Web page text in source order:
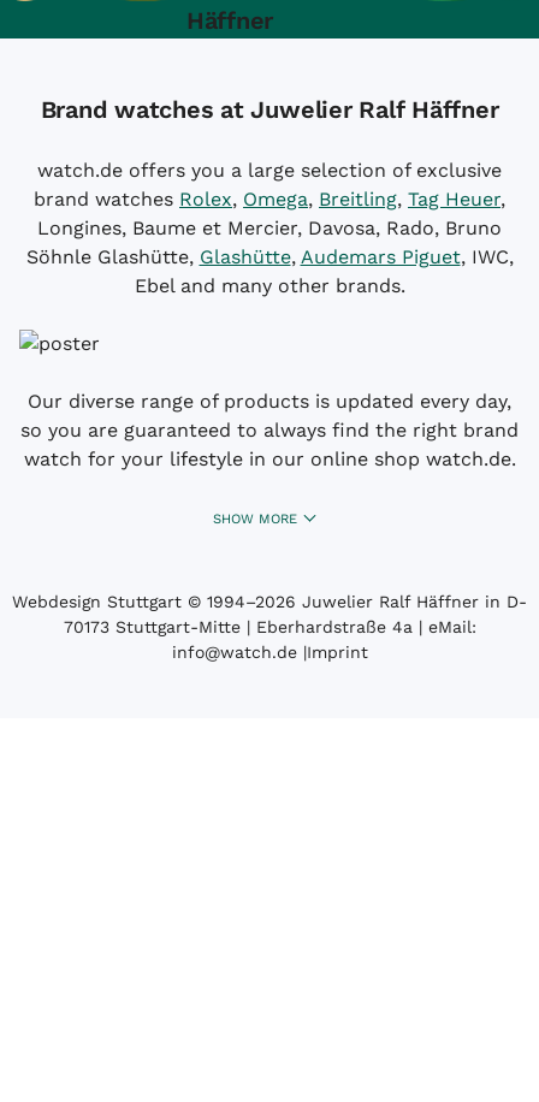
Häffner
Brand watches at Juwelier Ralf Häffner
watch.de offers you a large selection of exclusive
brand watches Rolex, Omega, Breitling, Tag Heuer,
Longines, Baume et Mercier, Davosa, Rado, Bruno
Söhnle Glashütte, Glashütte, Audemars Piguet, IWC,
Ebel and many other brands.
Our diverse range of products is updated every day,
so you are guaranteed to always find the right brand
watch for your lifestyle in our online shop watch.de.
SHOW MORE
Webdesign Stuttgart © 1994­–2026 Juwelier Ralf Häffner in D-
70173 Stuttgart-Mitte | Eberhardstraße 4a | eMail:
info@watch.de|Imprint